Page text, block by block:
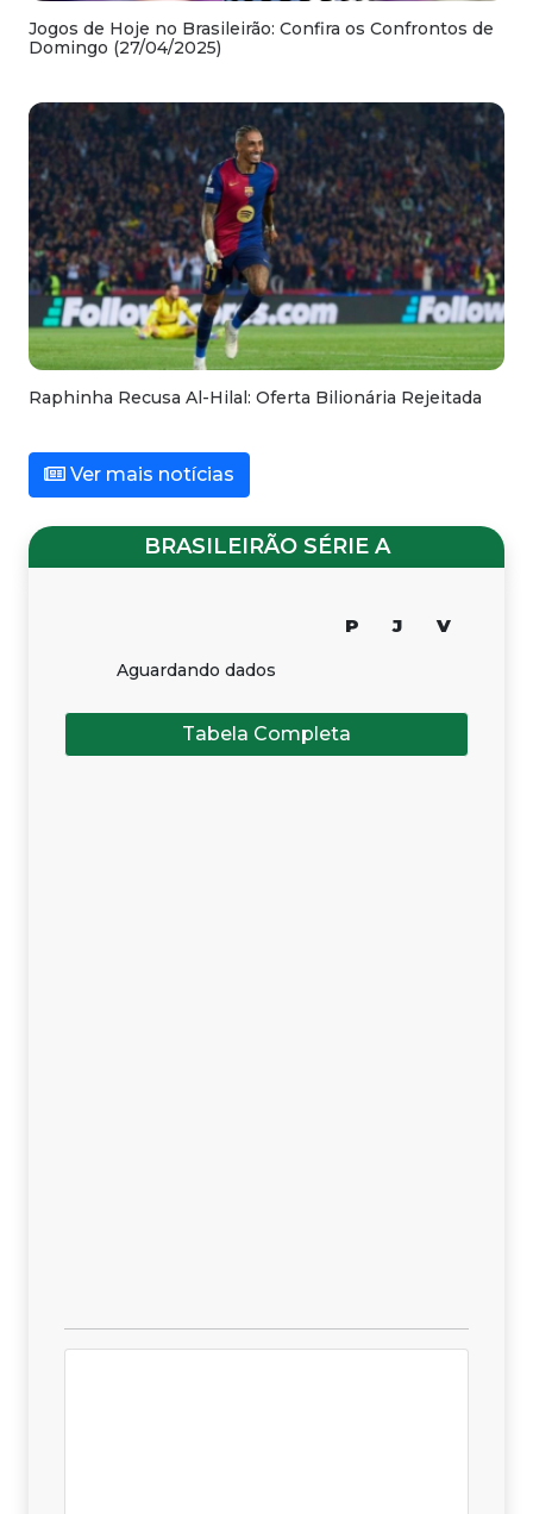
Jogos de Hoje no Brasileirão: Confira os Confrontos de
Domingo (27/04/2025)
Raphinha Recusa Al-Hilal: Oferta Bilionária Rejeitada
Ver mais notícias
BRASILEIRÃO SÉRIE A
P J V
Aguardando dados
Tabela Completa